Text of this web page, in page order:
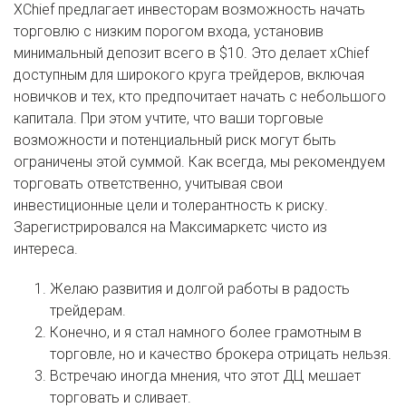
XChief предлагает инвесторам возможность начать
торговлю с низким порогом входа, установив
минимальный депозит всего в $10. Это делает xChief
доступным для широкого круга трейдеров, включая
новичков и тех, кто предпочитает начать с небольшого
капитала. При этом учтите, что ваши торговые
возможности и потенциальный риск могут быть
ограничены этой суммой. Как всегда, мы рекомендуем
торговать ответственно, учитывая свои
инвестиционные цели и толерантность к риску.
Зарегистрировался на Максимаркетс чисто из
интереса.
Желаю развития и долгой работы в радость
трейдерам.
Конечно, и я стал намного более грамотным в
торговле, но и качество брокера отрицать нельзя.
Встречаю иногда мнения, что этот ДЦ мешает
торговать и сливает.